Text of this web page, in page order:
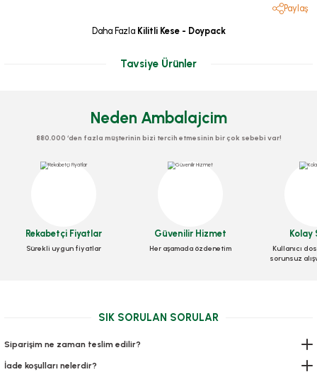
Paylaş
Daha Fazla Kilitli Kese - Doypack
Tavsiye Ürünler
49,00 TL+ KDV
Neden Ambalajcim
880.000 ‘den fazla müşterinin bizi tercih etmesinin bir çok sebebi var!
Rekabetçi Fiyatlar
Sürekli uygun fiyatlar
Güvenilir Hizmet
Her aşamada özdenetim
Kolay
Kullanıcı
sorunsuz
SIK SORULAN SORULAR
Siparişim ne zaman teslim edilir?
İade koşulları nelerdir?